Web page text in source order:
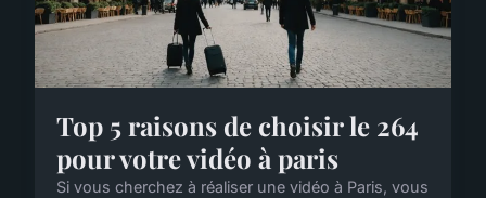
Top 5 raisons de choisir le 264
pour votre vidéo à paris
Si vous cherchez à réaliser une vidéo à Paris, vous